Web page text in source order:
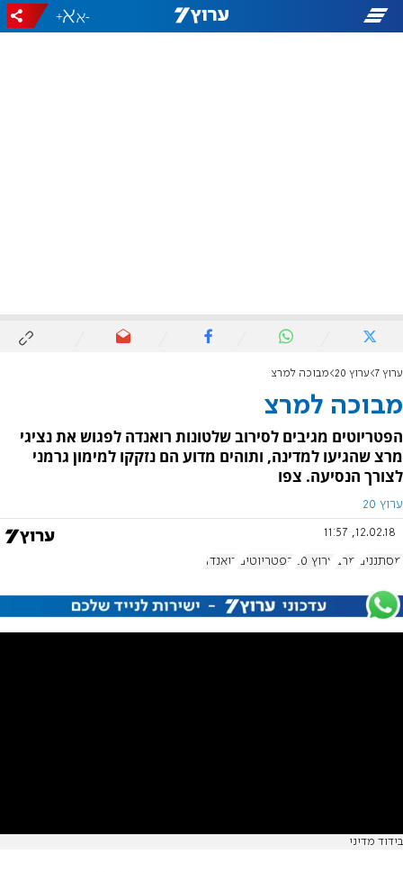
-
+
ערוץ 7 ערוץ 20 מבוכה למרצ
מבוכה למרצ
הפטריוטים מגיבים לסירוב שלטונות רואנדה לפגוש את נציגי
מרצ שהגיעו למדינה, ותוהים מדוע הם נזקקו למימון גרמני
לצורך הנסיעה. צפו
ערוץ 20
12.02.18, 11:57
מסתננים מרצ ערוץ 20 הפטריוטים רואנדה
בידוד מדיני